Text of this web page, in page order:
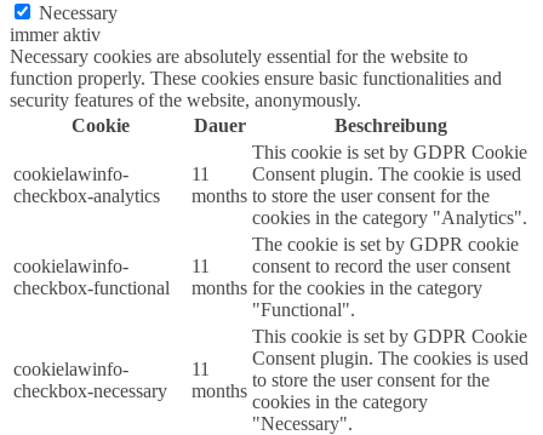
Necessary
immer aktiv
Necessary cookies are absolutely essential for the website to
function properly. These cookies ensure basic functionalities and
security features of the website, anonymously.
Cookie
Dauer Beschreibung
cookielawinfo-
checkbox-analytics
11
months
This cookie is set by GDPR Cookie
Consent plugin. The cookie is used
to store the user consent for the
cookies in the category "Analytics".
cookielawinfo-
checkbox-functional
11
months
The cookie is set by GDPR cookie
consent to record the user consent
for the cookies in the category
"Functional".
cookielawinfo-
checkbox-necessary
11
months
This cookie is set by GDPR Cookie
Consent plugin. The cookies is used
to store the user consent for the
cookies in the category
"Necessary".